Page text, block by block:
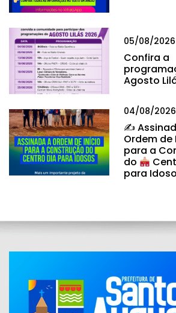
05/08/2026
Confira a
Agosto
04/08/2026
✍
Ordem de
para a
do
para